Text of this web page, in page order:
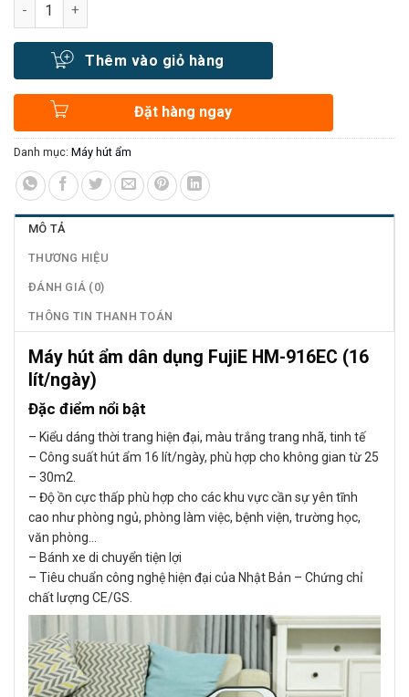
Thêm vào giỏ hàng
Đặt hàng ngay
Danh mục: Máy hút ẩm
MÔ TẢ
THƯƠNG HIỆU
ĐÁNH GIÁ (0)
THÔNG TIN THANH TOÁN
Máy hút ẩm dân dụng FujiE HM-916EC (16
lít/ngày)
Đặc điểm nổi bật
– Kiểu dáng thời trang hiện đại, màu trắng trang nhã, tinh tế
– Công suất hút ẩm 16 lít/ngày, phù hợp cho không gian từ 25
– 30m2.
– Độ ồn cực thấp phù hợp cho các khu vực cần sự yên tĩnh
cao như phòng ngủ, phòng làm việc, bệnh viện, trường học,
văn phòng…
– Bánh xe di chuyển tiện lợi
– Tiêu chuẩn công nghệ hiện đại của Nhật Bản – Chứng chỉ
chất lượng CE/GS.